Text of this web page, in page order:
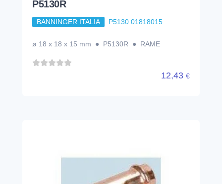
P5130R
BANNINGER ITALIA P5130 01818015
ø 18 x 18 x 15 mm ● P5130R ● RAME
12,43 €